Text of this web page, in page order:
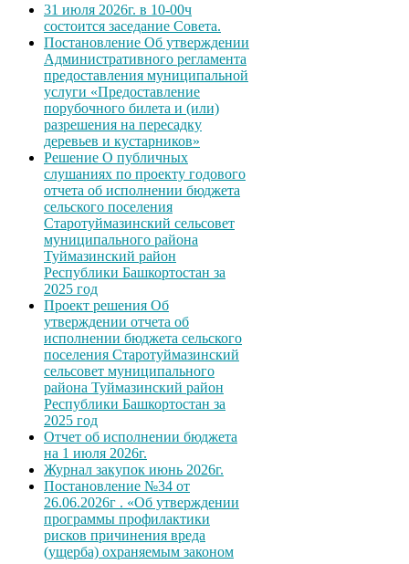
31 июля 2026г. в 10-00ч
состоится заседание Совета.
Постановление Об утверждении
Административного регламента
предоставления муниципальной
услуги «Предоставление
порубочного билета и (или)
разрешения на пересадку
деревьев и кустарников»
Решение О публичных
слушаниях по проекту годового
отчета об исполнении бюджета
сельского поселения
Старотуймазинский сельсовет
муниципального района
Туймазинский район
Республики Башкортостан за
2025 год
Проект решения Об
утверждении отчета об
исполнении бюджета сельского
поселения Старотуймазинский
сельсовет муниципального
района Туймазинский район
Республики Башкортостан за
2025 год
Отчет об исполнении бюджета
на 1 июля 2026г.
Журнал закупок июнь 2026г.
Постановление №34 от
26.06.2026г . «Об утверждении
программы профилактики
рисков причинения вреда
(ущерба) охраняемым законом